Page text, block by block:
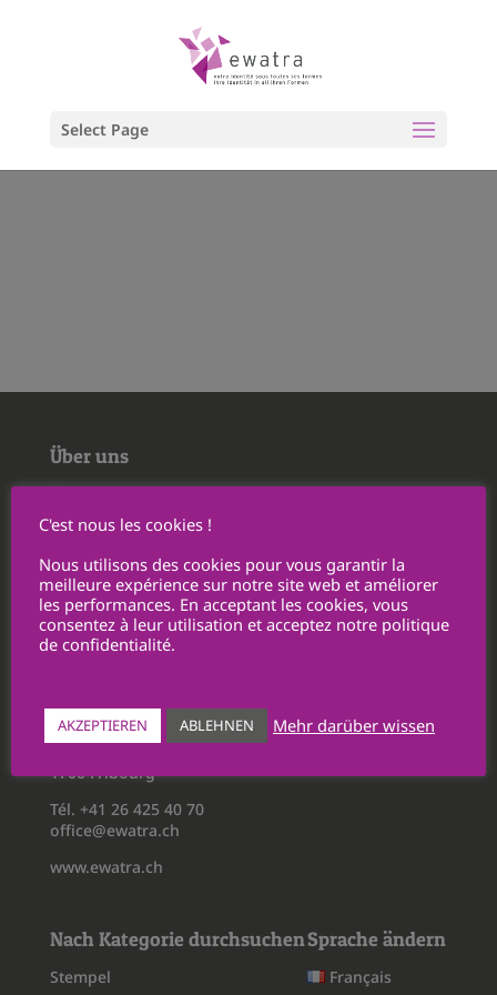
Select Page
Über uns
Über uns
Datenschutz & Cookies
Geschäfts- und Verkaufsbedingungen
Personalisierung / Datenübertragung
Rückgabe
Ewatra Publicité SA
1700 Fribourg
Tél. +41 26 425 40 70
office@ewatra.ch
www.ewatra.ch
Nach Kategorie durchsuchen
Stempel
Sprache ändern
Français
C'est nous les cookies !
Nous utilisons des cookies pour vous garantir la
meilleure expérience sur notre site web et améliorer
les performances. En acceptant les cookies, vous
consentez à leur utilisation et acceptez notre politique
de confidentialité.
AKZEPTIEREN ABLEHNEN Mehr darüber wissen